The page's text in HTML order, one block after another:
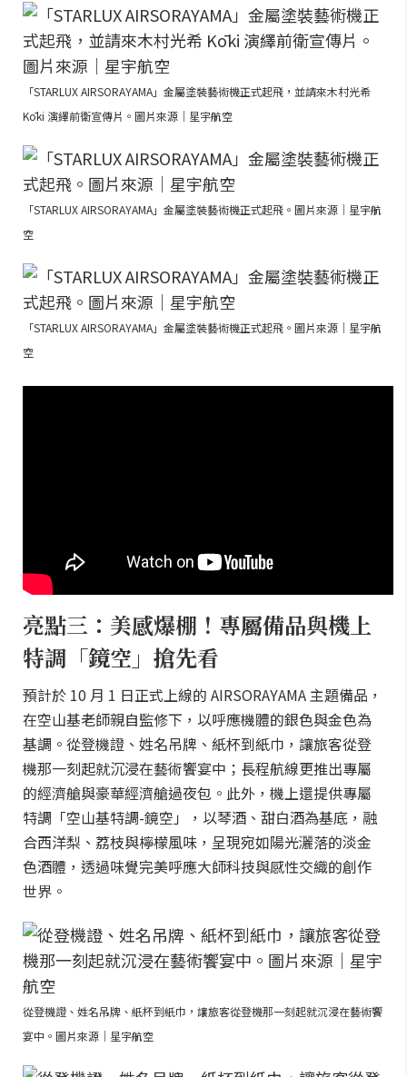
「STARLUX AIRSORAYAMA」金屬塗裝藝術機正式起飛，並請來木村光希
Kōki 演繹前衛宣傳片。圖片來源｜星宇航空
「STARLUX AIRSORAYAMA」金屬塗裝藝術機正式起飛。圖片來源｜星宇航
空
「STARLUX AIRSORAYAMA」金屬塗裝藝術機正式起飛。圖片來源｜星宇航
空
亮點三：美感爆棚！專屬備品與機上
特調「鏡空」搶先看
預計於 10 月 1 日正式上線的 AIRSORAYAMA 主題備品，
在空山基老師親自監修下，以呼應機體的銀色與金色為
基調。從登機證、姓名吊牌、紙杯到紙巾，讓旅客從登
機那一刻起就沉浸在藝術饗宴中；長程航線更推出專屬
的經濟艙與豪華經濟艙過夜包。此外，機上還提供專屬
特調「空山基特調-鏡空」，以琴酒、甜白酒為基底，融
合西洋梨、荔枝與檸檬風味，呈現宛如陽光灑落的淡金
色酒體，透過味覺完美呼應大師科技與感性交織的創作
世界。
從登機證、姓名吊牌、紙杯到紙巾，讓旅客從登機那一刻起就沉浸在藝術饗
宴中。圖片來源｜星宇航空